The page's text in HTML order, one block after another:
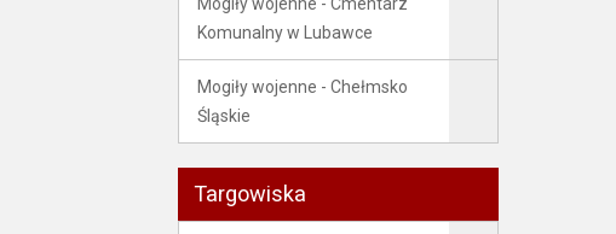
Komunalny w Lubawce
Mogiły wojenne - Chełmsko
Śląskie
Targowiska